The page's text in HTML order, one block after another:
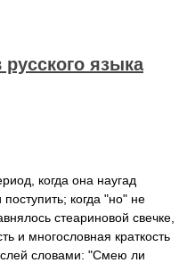
языка
когда она наугад
когда "но" не
стеариновой свечке,
и многословная краткость
словами: "Смею ли